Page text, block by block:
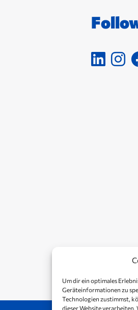
Um dir ein optimales
Geräteinformationen zu
Technologien zustimmst,
dieser Website